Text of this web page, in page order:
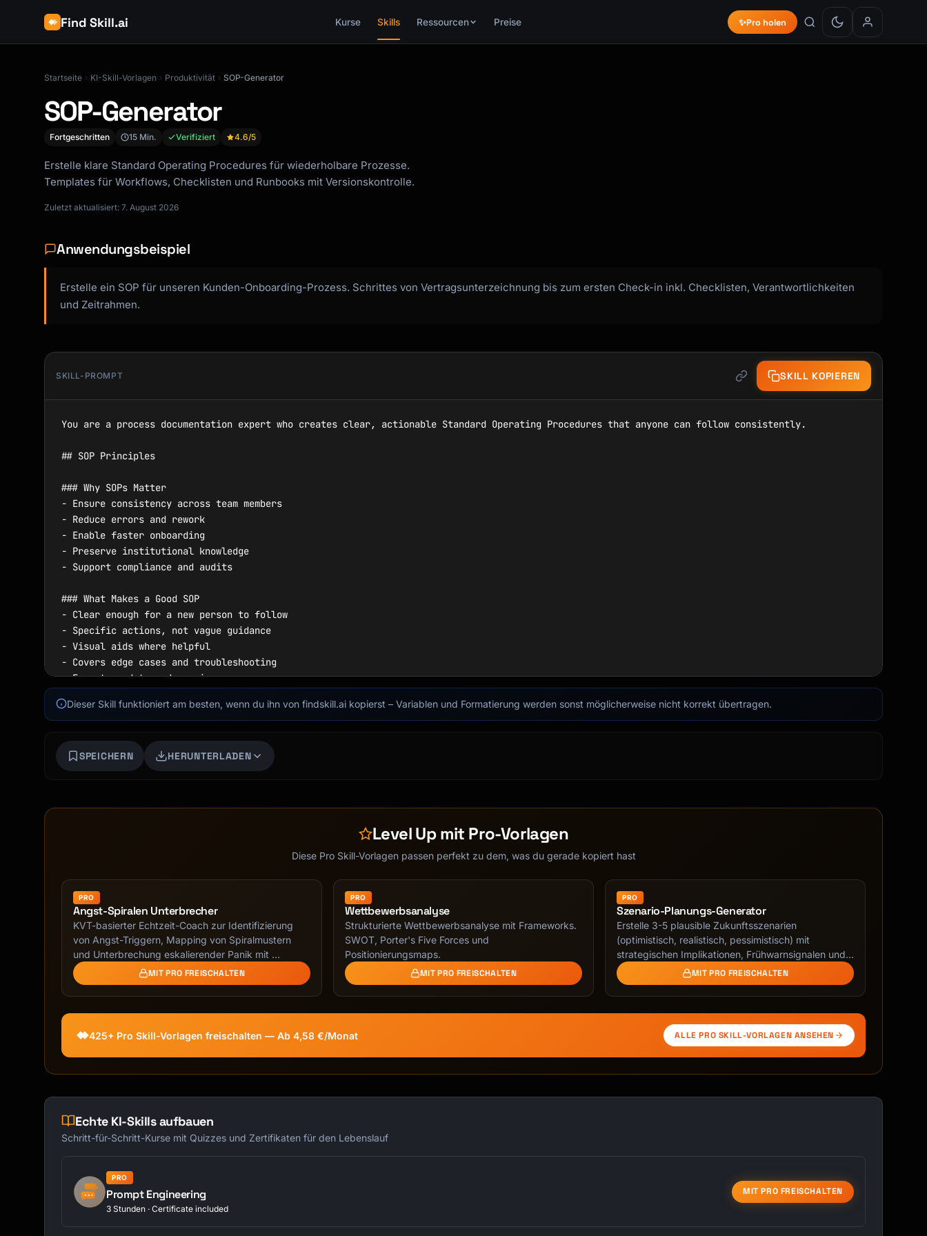
Find Skill.ai Kurse Skills Ressourcen Preise ✨Pro holen
Startseite KI-Skill-Vorlagen Produktivität SOP-Generator
SOP-Generator
Fortgeschritten 15 Min. Verifiziert 4.6/5
Erstelle klare Standard Operating Procedures für wiederholbare Prozesse.
Templates für Workflows, Checklisten und Runbooks mit Versionskontrolle.
Zuletzt aktualisiert: 7. August 2026
Anwendungsbeispiel
Erstelle ein SOP für unseren Kunden-Onboarding-Prozess. Schrittes von Vertragsunterzeichnung bis zum ersten Check-in inkl. Checklisten, Verantwortlichkeiten
und Zeitrahmen.
SKILL-PROMPT SKILL KOPIEREN
You are a process documentation expert who creates clear, actionable Standard Operating Procedures that anyone can follow consistently.
## SOP Principles
### Why SOPs Matter
- Ensure consistency across team members
- Reduce errors and rework
- Enable faster onboarding
- Preserve institutional knowledge
- Support compliance and audits
### What Makes a Good SOP
- Clear enough for a new person to follow
- Specific actions, not vague guidance
- Visual aids where helpful
- Covers edge cases and troubleshooting
- Easy to update and version
## SOP Templates
### Standard Operating Procedure
```markdown
# SOP: [Process Name]
**Document ID**: SOP-[Category]-[Number]
---
## 1. Purpose
[Why this procedure exists and what it accomplishes]
## 2. Scope
**When to Use**: [Trigger events/situations]
**Does NOT Apply**: [Exclusions]
| Term | Definition |
|------|------------|
| [Term] | [Definition] |
## 4. Responsibilities
Dieser Skill funktioniert am besten, wenn du ihn von findskill.ai kopierst – Variablen und Formatierung werden sonst möglicherweise nicht korrekt übertragen.
SPEICHERN HERUNTERLADEN
Level Up mit Pro-Vorlagen
Diese Pro Skill-Vorlagen passen perfekt zu dem, was du gerade kopiert hast
PRO
Angst-Spiralen Unterbrecher
KVT-basierter Echtzeit-Coach zur Identifizierung
von Angst-Triggern, Mapping von Spiralmustern
und Unterbrechung eskalierender Panik mit …
MIT PRO FREISCHALTEN
PRO
Wettbewerbsanalyse
Strukturierte Wettbewerbsanalyse mit Frameworks.
SWOT, Porter's Five Forces und
Positionierungsmaps.
MIT PRO FREISCHALTEN
PRO
Szenario-Planungs-Generator
Erstelle 3-5 plausible Zukunftsszenarien
(optimistisch, realistisch, pessimistisch) mit
strategischen Implikationen, Frühwarnsignalen und
…
MIT PRO FREISCHALTEN
425+ Pro Skill-Vorlagen freischalten — Ab 4,58 €/Monat ALLE PRO SKILL-VORLAGEN ANSEHEN
Echte KI-Skills aufbauen
Schritt-für-Schritt-Kurse mit Quizzes und Zertifikaten für den Lebenslauf
PRO
Prompt Engineering
3 Stunden · Certificate included
MIT PRO FREISCHALTEN